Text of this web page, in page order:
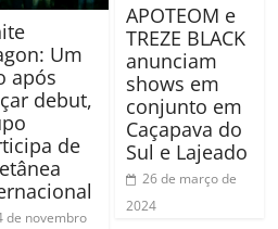
Um
após
debut,
de
de novembro
APOTEOM e
TREZE BLACK
anunciam
shows em
conjunto em
Caçapava do
Sul e Lajeado
26 de março de
2024